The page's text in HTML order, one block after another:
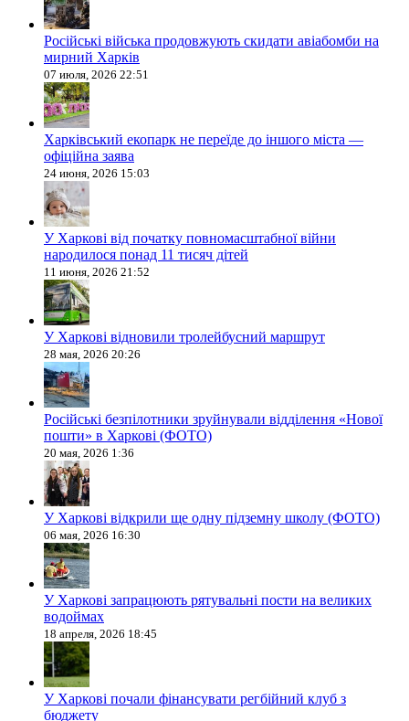
Російські війська продовжують скидати авіабомби на
мирний Харків
07 июля, 2026 22:51
Харківський екопарк не переїде до іншого міста —
офіційна заява
24 июня, 2026 15:03
У Харкові від початку повномасштабної війни
народилося понад 11 тисяч дітей
11 июня, 2026 21:52
У Харкові відновили тролейбусний маршрут
28 мая, 2026 20:26
Російські безпілотники зруйнували відділення «Нової
пошти» в Харкові (ФОТО)
20 мая, 2026 1:36
У Харкові відкрили ще одну підземну школу (ФОТО)
06 мая, 2026 16:30
У Харкові запрацюють рятувальні пости на великих
водоймах
18 апреля, 2026 18:45
У Харкові почали фінансувати регбійний клуб з
бюджету